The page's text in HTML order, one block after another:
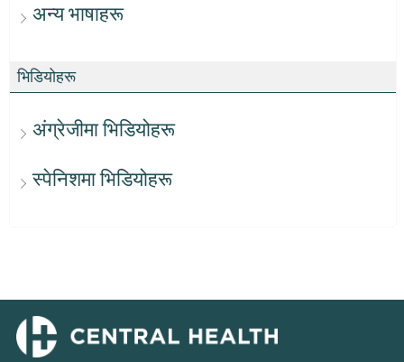
अन्य भाषाहरू
भिडियोहरू
अंग्रेजीमा भिडियोहरू
स्पेनिशमा भिडियोहरू